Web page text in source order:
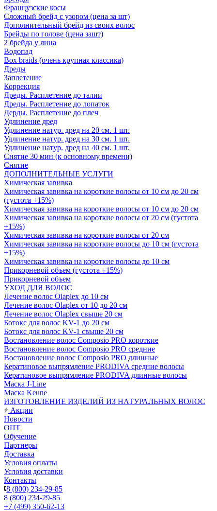
Французские косы
Сложный брейд с узором (цена за шт)
Дополнительный брейд из своих волос
Брейды по голове (цена зашт)
2 брейда у лица
Водопад
Box braids (очень крупная классика)
Дреды
Заплетение
Коррекция
Дреды. Расплетение до талии
Дреды. Расплетение до лопаток
Дерды. Расплетение до плеч
Удлинение дред
Удлинение натур. дред на 20 см. 1 шт.
Удлинение натур. дред на 30 см. 1 шт.
Удлинение натур. дред на 40 см. 1 шт.
Снятие 30 мин (к основному времени)
Снятие
ДОПОЛНИТЕЛЬНЫЕ УСЛУГИ
Химическая завивка
Химическая завивка на короткие волосы от 10 см до 20 см
(густота +15%)
Химическая завивка на короткие волосы от 10 см до 20 см
Химическая завивка на короткие волосы от 20 см (густота
+15%)
Химическая завивка на короткие волосы от 20 см
Химическая завивка на короткие волосы до 10 см (густота
+15%)
Химическая завивка на короткие волосы до 10 см
Прикорневой объем (густота +15%)
Прикорневой объем
УХОД ДЛЯ ВОЛОС
Лечение волос Olapleх до 10 см
Лечение волос Olapleх от 10 до 20 см
Лечение волос Olapleх свыше 20 см
Ботокс для волос KV-1 до 20 см
Ботокс для волос KV-1 свыше 20 см
Востановление волос Composio PRO короткие
Востановление волос Composio PRO средние
Востановление волос Composio PRO длинные
Кератиновое выпрямление PRODIVA средние волосы
Кератиновое выпрямление PRODIVA длинные волосы
Маска J-Line
Маска Keune
ИЗГОТОВЛЕНИЕ ИЗДЕЛИЙ ИЗ НАТУРАЛЬНЫХ ВОЛОС
Акции
Новости
ОПТ
Обучение
Партнеры
Доставка
Условия оплаты
Условия доставки
Контакты
8 (800) 234-29-85
8 (800) 234-29-85
+7 (499) 350-62-13